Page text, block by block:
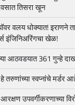
तिसरा खून
वलय धोक्यात! इराणने
इंजिनिअरिंगचा खेळ!
आठवडयात 361 गुन्हे
तरुणांच्या स्वप्नांचे मर्डर
उपवर्गीकरणाच्या